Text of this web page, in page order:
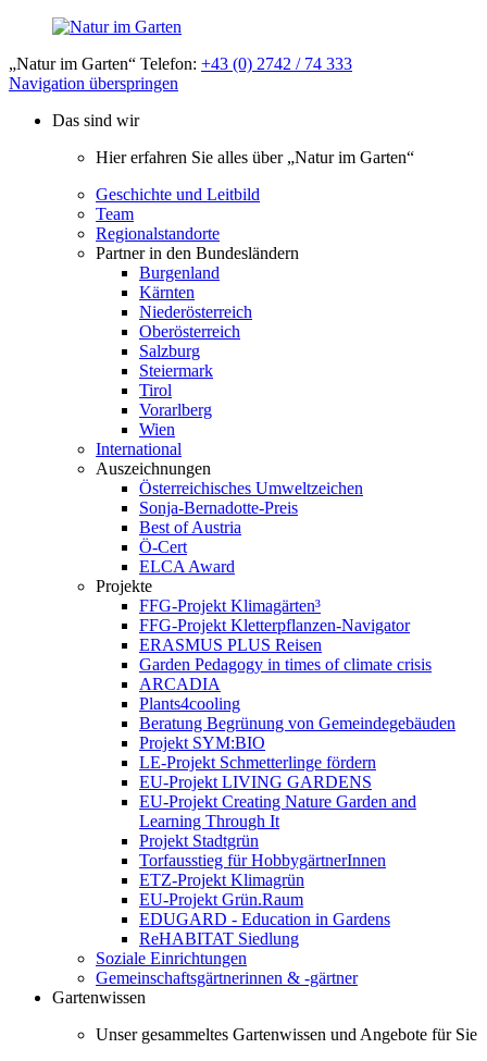
„Natur im Garten“ Telefon: +43 (0) 2742 / 74 333
Navigation überspringen
Das sind wir
Hier erfahren Sie alles über „Natur im Garten“
Geschichte und Leitbild
Team
Regionalstandorte
Partner in den Bundesländern
Burgenland
Kärnten
Niederösterreich
Oberösterreich
Salzburg
Steiermark
Tirol
Vorarlberg
Wien
International
Auszeichnungen
Österreichisches Umweltzeichen
Sonja-Bernadotte-Preis
Best of Austria
Ö-Cert
ELCA Award
Projekte
FFG-Projekt Klimagärten³
FFG-Projekt Kletterpflanzen-Navigator
ERASMUS PLUS Reisen
Garden Pedagogy in times of climate crisis
ARCADIA
Plants4cooling
Beratung Begrünung von Gemeindegebäuden
Projekt SYM:BIO
LE-Projekt Schmetterlinge fördern
EU-Projekt LIVING GARDENS
EU-Projekt Creating Nature Garden and
Learning Through It
Projekt Stadtgrün
Torfausstieg für HobbygärtnerInnen
ETZ-Projekt Klimagrün
EU-Projekt Grün.Raum
EDUGARD - Education in Gardens
ReHABITAT Siedlung
Soziale Einrichtungen
Gemeinschaftsgärtnerinnen & -gärtner
Gartenwissen
Unser gesammeltes Gartenwissen und Angebote für Sie